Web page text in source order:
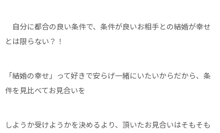
自分に都合の良い条件で、条件が良いお相手との結婚が幸せ
とは限らない？！
「結婚の幸せ」って好きで安らげ一緒にいたいからだから、条
件を見比べてお見合いを
しようか受けようかを決めるより、頂いたお見合いはそもそも